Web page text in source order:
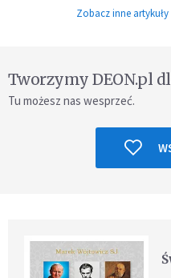
Zobacz inne
Tworzymy DEON.pl
Tu możesz nas wesprzeć.